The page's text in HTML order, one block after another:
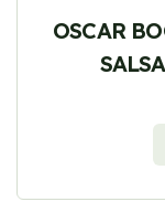
OSCAR